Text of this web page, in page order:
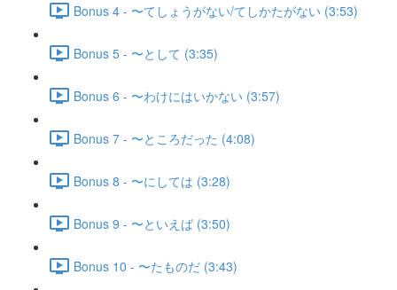
Bonus 4 - 〜てしょうがない/てしかたがない (3:53)
Bonus 5 - 〜として (3:35)
Bonus 6 - 〜わけにはいかない (3:57)
Bonus 7 - 〜ところだった (4:08)
Bonus 8 - 〜にしては (3:28)
Bonus 9 - 〜といえば (3:50)
Bonus 10 - 〜たものだ (3:43)